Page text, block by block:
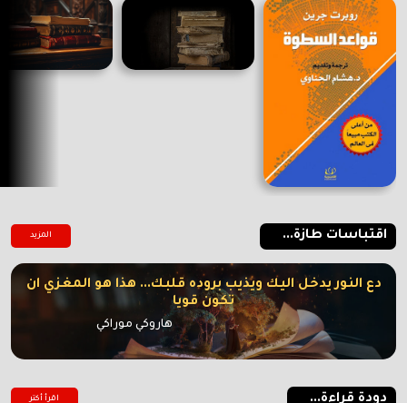
اقتباسات طازة... المزيد
دع النور يدخل اليك ويذيب بروده قلبك... هذا هو المغزي ان
تكون قويا
هاروكي موراكي
دودة قراءة... اقرأ أكتر